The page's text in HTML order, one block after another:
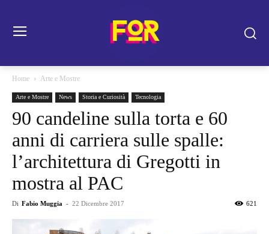
Home Arte e Mostre
Arte e Mostre News Storia e Curiosità Tecnologia
90 candeline sulla torta e 60
anni di carriera sulle spalle:
l’architettura di Gregotti in
mostra al PAC
Di Fabio Muggia - 22 Dicembre 2017 621